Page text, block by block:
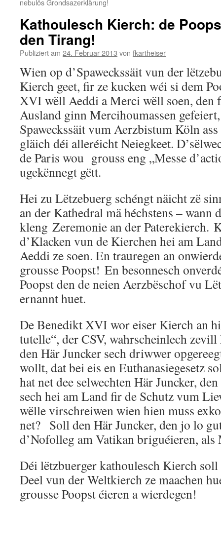
nebulös Grondsazerklärung!
Kathoulesch Kierch: de
den Tirang!
Publiziert am 24. Februar 2013 von fkartheiser
Wien op d’Spaweckssäit vun der
Kierch geet, fir ze kucken wéi si dem
XVI wëll Aeddi a Merci wëll soen,
Ausland ginn Mercihoumassen
Spaweckssäit vum Aerzbistum Köln
gläich déi alleréicht Neiegkeet.
de Paris wou grouss eng „Messe
ugekënnegt gëtt.
Hei zu Lëtzebuerg schéngt näicht zë
an der Kathedral mä héchstens – wann
kleng Zeremonie an der Paterekierch.
d’Klacken vun de Kierchen hei am
Aeddi ze soen. En trauregen an
grousse Poopst! En besonnesch
Poopst den de neien Aerzbëschof vu
ernannt huet.
De Benedikt XVI wor eiser Kierch an
tutelle“, der CSV, wahrscheinlech
den Här Juncker sech driwwer
wollt, dat bei eis en Euthanasiegesetz
hat net dee selwechten Här Juncker,
sech hei am Land fir de Schutz vum
wëlle virschreiwen wien hien muss
net? Soll den Här Juncker, den jo lo
d’Nofolleg am Vatikan briguéieren, als
Déi lëtzbuerger kathoulesch Kierch soll
Deel vun der Weltkierch ze maachen
grousse Poopst éieren a wierdegen!